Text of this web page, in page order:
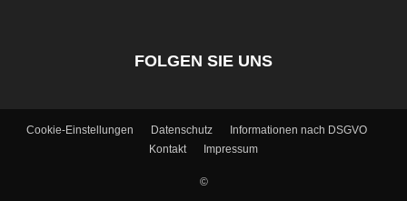
FOLGEN SIE UNS
Cookie-Einstellungen Datenschutz
Informationen nach DSGVO
Kontakt
Impressum
©